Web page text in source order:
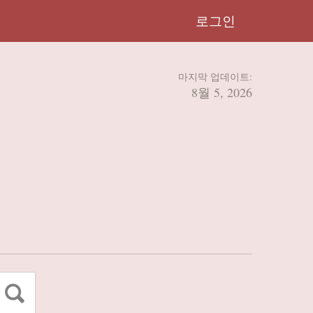
로그인
마지막 업데이트:
8월 5, 2026